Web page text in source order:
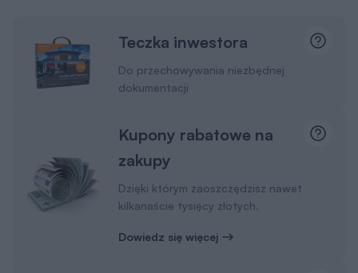
Teczka inwestora
Do przechowywania niezbędnej
dokumentacji
Kupony rabatowe na
zakupy
Dzięki którym zaoszczędzisz nawet
kilkanaście tysięcy złotych.
Dowiedz się więcej